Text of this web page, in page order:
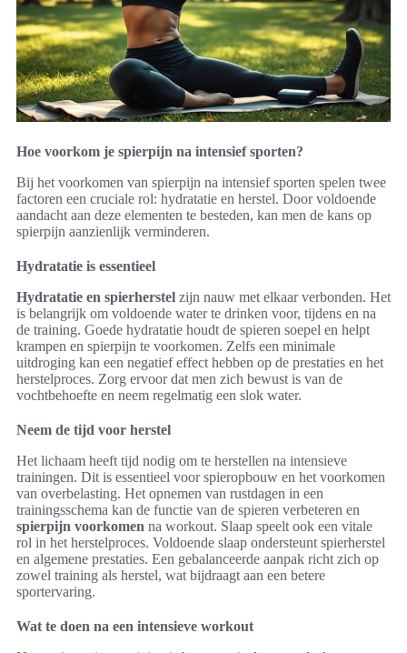
Hoe voorkom je spierpijn na intensief sporten?
Bij het voorkomen van spierpijn na intensief sporten spelen twee
factoren een cruciale rol: hydratatie en herstel. Door voldoende
aandacht aan deze elementen te besteden, kan men de kans op
spierpijn aanzienlijk verminderen.
Hydratatie is essentieel
Hydratatie en spierherstel zijn nauw met elkaar verbonden. Het
is belangrijk om voldoende water te drinken voor, tijdens en na
de training. Goede hydratatie houdt de spieren soepel en helpt
krampen en spierpijn te voorkomen. Zelfs een minimale
uitdroging kan een negatief effect hebben op de prestaties en het
herstelproces. Zorg ervoor dat men zich bewust is van de
vochtbehoefte en neem regelmatig een slok water.
Neem de tijd voor herstel
Het lichaam heeft tijd nodig om te herstellen na intensieve
trainingen. Dit is essentieel voor spieropbouw en het voorkomen
van overbelasting. Het opnemen van rustdagen in een
trainingsschema kan de functie van de spieren verbeteren en
spierpijn voorkomen na workout. Slaap speelt ook een vitale
rol in het herstelproces. Voldoende slaap ondersteunt spierherstel
en algemene prestaties. Een gebalanceerde aanpak richt zich op
zowel training als herstel, wat bijdraagt aan een betere
sportervaring.
Wat te doen na een intensieve workout